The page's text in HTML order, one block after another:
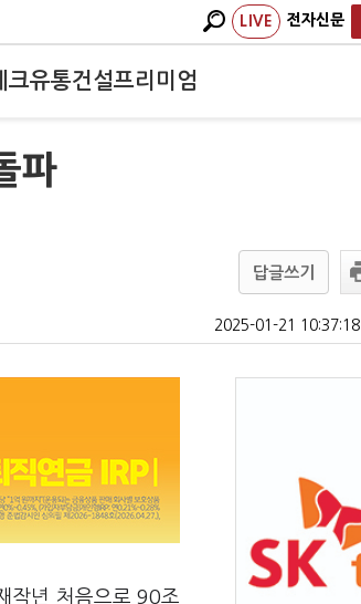
LIVE 전자신문
크유통건설프리미엄
파
답글쓰기
2025-01-21 10:37:18
작년 처음으로 90조